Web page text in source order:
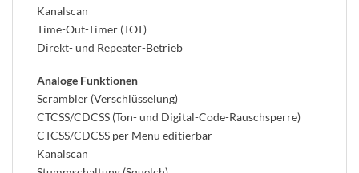
Kanalscan
Time-Out-Timer (TOT)
Direkt- und Repeater-Betrieb
Analoge Funktionen
Scrambler (Verschlüsselung)
CTCSS/CDCSS (Ton- und Digital-Code-Rauschsperre)
CTCSS/CDCSS per Menü editierbar
Kanalscan